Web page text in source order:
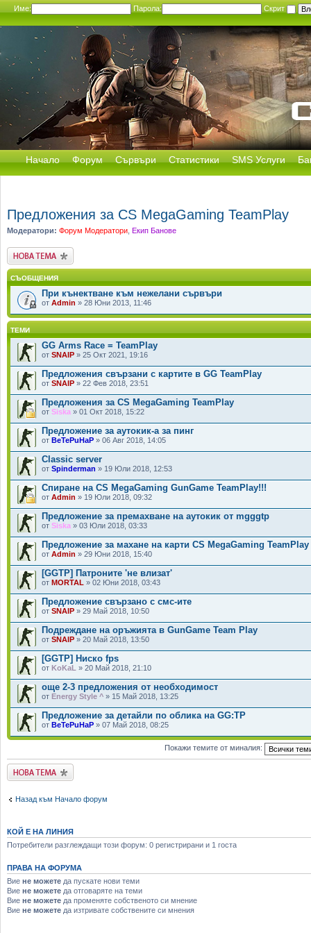
Име: Парола: Скрит
Начало Форум Сървъри Статистики SMS Услуги
Предложения за CS MegaGaming TeamPlay
Модератори: Форум Модератори Екип Банове
Публикувай нова
тема
СЪОБЩЕНИЯ
При кънектване към нежелани сървъри
от Admin » 28 Юни 2013, 11:46
ТЕМИ
GG Arms Race = TeamPlay
от SNAIP » 25 Окт 2021, 19:16
Предложения свързани с картите в GG TeamPlay
от SNAIP » 22 Фев 2018, 23:51
Предложения за CS MegaGaming TeamPlay
от Siska » 01 Окт 2018, 15:22
Предложение за аутокик-а за пинг
от BeTePuHaP » 06 Авг 2018, 14:05
Classic server
от Spinderman » 19 Юли 2018, 12:53
Спиране на CS MegaGaming GunGame TeamPlay!!!
от Admin » 19 Юли 2018, 09:32
Предложение за премахване на аутокик от mgggtp
от Siska » 03 Юли 2018, 03:33
Предложение за махане на карти CS MegaGaming TeamPlay
от Admin » 29 Юни 2018, 15:40
[GGTP] Патроните 'не влизат'
от MORTAL » 02 Юни 2018, 03:43
Предложение свързано с смс-ите
от SNAIP » 29 Май 2018, 10:50
Подреждане на оръжията в GunGame Team Play
от SNAIP » 20 Май 2018, 13:50
[GGTP] Ниско fps
от KoKaL » 20 Май 2018, 21:10
още 2-3 предложения от необходимост
от Energy Style ^ » 15 Май 2018, 13:25
Предложение за детайли по облика на GG:TP
от BeTePuHaP » 07 Май 2018, 08:25
Покажи темите от миналия:
Публикувай нова
тема
Назад към Начало форум
КОЙ Е НА ЛИНИЯ
Потребители разглеждащи този форум: 0 регистрирани и 1 госта
ПРАВА НА ФОРУМА
Вие не можете да пускате нови теми
Вие не можете да отговаряте на теми
Вие не можете да променяте собственото си мнение
Вие не можете да изтривате собствените си мнения